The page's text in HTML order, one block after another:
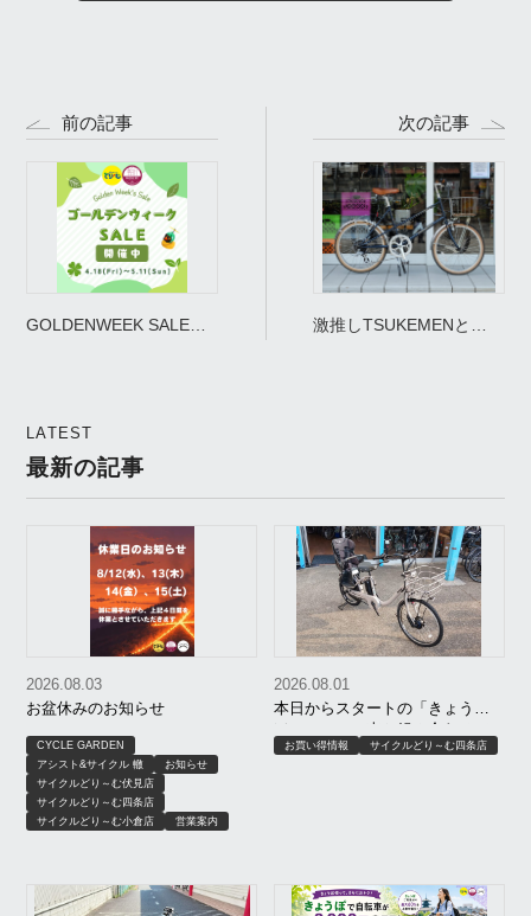
前の記事
GOLDENWEEK SALE！
次の記事
激推しTSUKEMENと
LATEST
最新の記事
お盆休みのお知らせ
2026.08.03
CYCLE GARDEN
アシスト&サイクル 轍
お知らせ
サイクルどり～む伏見店
サイクルどり～む四条店
サイクルどり～む小倉店
営業案内
本日からスタートの「きょう
ぽ」！セール車と組み合わせて
さらにお買い得に！
2026.08.01
お買い得情報 サイクルどり～む四条店